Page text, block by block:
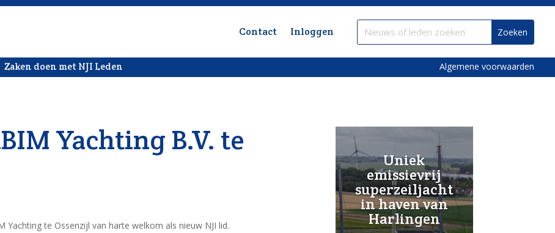
Contact Inloggen
Zaken doen met NJI Leden Algemene voorwaarden
Yachting B.V. te
Yachting te Ossenzijl van harte welkom als nieuw NJI lid.
Uniek
emissievrij
superzeiljacht
in haven van
Harlingen